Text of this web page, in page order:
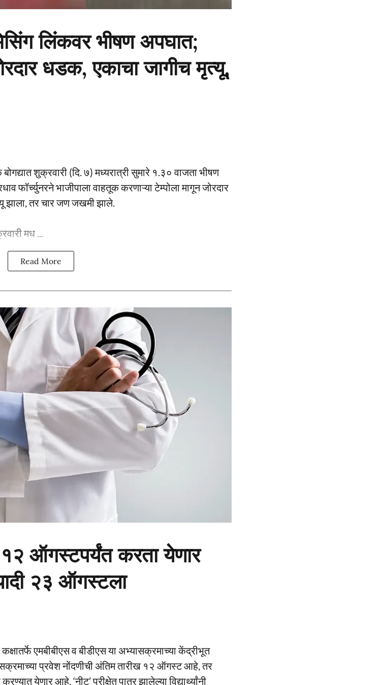
लिंकवर भीषण अपघात;
धडक, एकाचा जागीच मृत्यू,
शुक्रवारी (दि. ७) मध्यरात्री सुमारे १.३० वाजता भीषण
फॉर्च्युनरने भाजीपाला वाहतूक करणाऱ्या टेम्पोला मागून जोरदार
झाला, तर चार जण जखमी झाले.
मध ...
Read More
ऑगस्टपर्यंत करता येणार
२३ ऑगस्टला
कक्षातर्फे एमबीबीएस व बीडीएस या अभ्यासक्रमाच्या केंद्रीभूत
प्रवेश नोंदणीची अंतिम तारीख १२ ऑगस्ट आहे, तर
येणार आहे. ‘नीट’ परीक्षेत पात्र झालेल्या विद्यार्थ्यांनी